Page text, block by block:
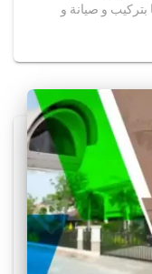
بتركيب و صيانة و